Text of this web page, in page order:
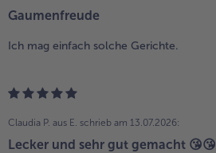
Gaumenfreude
Ich mag einfach solche Gerichte.
Claudia P. aus E. schrieb am 13.07.2026:
Lecker und sehr gut gemacht 😘😘